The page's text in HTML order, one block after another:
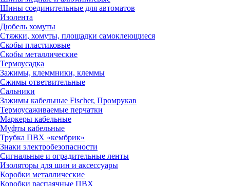
Шины соединительные для автоматов
Изолента
Дюбель хомуты
Стяжки, хомуты, площадки самоклеющиеся
Скобы пластиковые
Скобы металлические
Термоусадка
Зажимы, клеммники, клеммы
Сжимы ответвительные
Сальники
Зажимы кабельные Fischer, Промрукав
Термоусаживаемые перчатки
Маркеры кабельные
Муфты кабельные
Трубка ПВХ «кембрик»
Знаки электробезопасности
Сигнальные и оградительные ленты
Изоляторы для шин и аксессуары
Коробки металлические
Коробки распаячные ПВХ